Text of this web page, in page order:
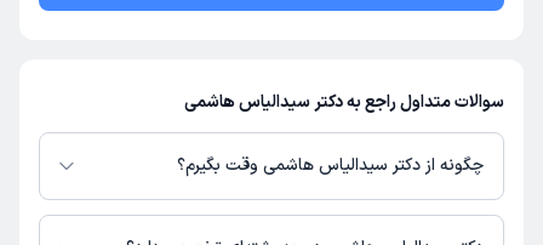
سوالات متداول راجع به دکتر سیدالیاس هاشمی
چگونه از دکتر سیدالیاس هاشمی وقت بگیرم؟
در صورتی کهدکتر سیدالیاس هاشمیدارای پروفایل فعال و نوبت‌دهی باز در
پلتفرم دکترتو باشند، می‌توانید از طریق این پلتفرم برای دریافت نوبت اقدام کنید.